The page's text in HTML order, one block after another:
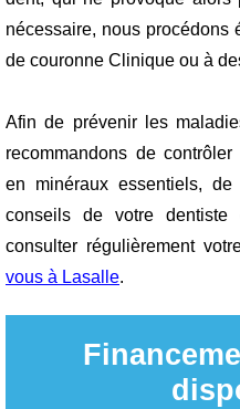
nécessaire, nous procédons
de couronne Clinique ou à
Afin de prévenir les
recommandons de
en minéraux essentiels,
conseils de votre dentiste
consulter régulièrement
vous à Lasalle.